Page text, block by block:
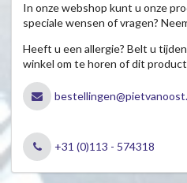
In onze webshop kunt u onze
speciale wensen of vragen?
Heeft u een allergie? Belt u
winkel om te horen of dit
+31 (0)113 - 574318